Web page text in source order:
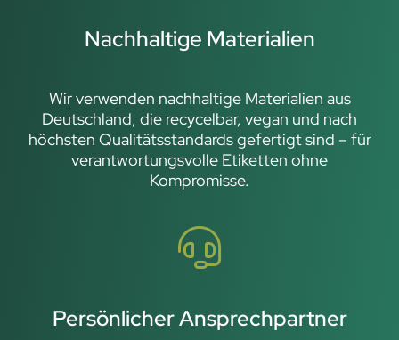
Nachhaltige Materialien
Wir verwenden nachhaltige Materialien aus
Deutschland, die recycelbar, vegan und nach
höchsten Qualitätsstandards gefertigt sind – für
verantwortungsvolle Etiketten ohne
Kompromisse.
Persönlicher Ansprechpartner